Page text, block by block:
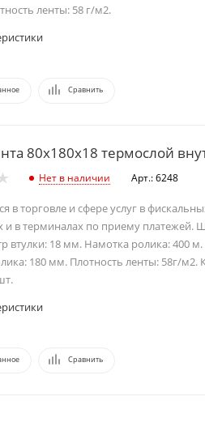
ленты: 58 г/м2.
Сравнить
80х180х18 термослой
Нет в наличии Арт.: 6248
в торговле и сфере услуг в
и в терминалах по приему платежей.
втулки: 18 мм. Намотка ролика: 400
180 мм. Плотность ленты: 58г/м2.
Сравнить